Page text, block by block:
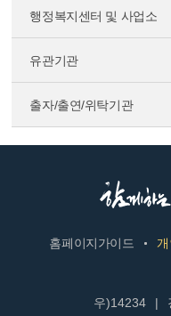
행정복지센터 및 사업소
유관기관
출자/출연/위탁기관
홈페이지가이드
우)14234 |